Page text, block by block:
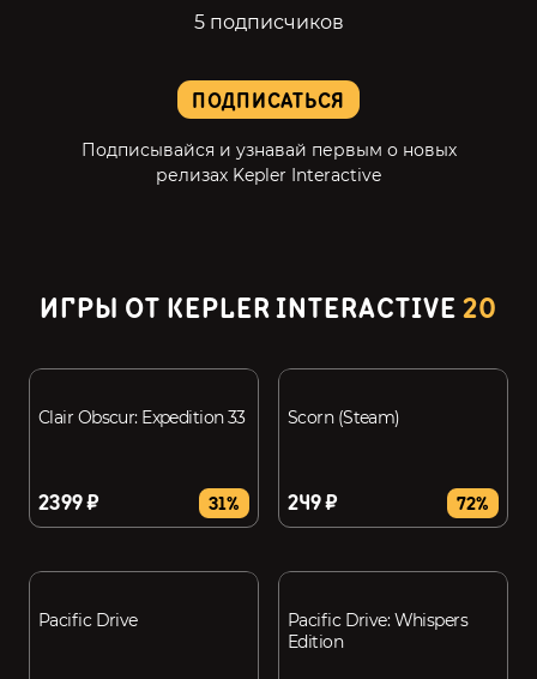
ПОДПИСАТЬСЯ
Подписывайся и узнавай первым о новых
релизах Kepler Interactive
5 подписчиков
ИГРЫ ОТ KEPLER INTERACTIVE 20
Clair Obscur: Expedition 33
2399 ₽ 31%
Scorn (Steam)
249 ₽ 72%
Pacific Drive
Pacific Drive: Whispers
Edition